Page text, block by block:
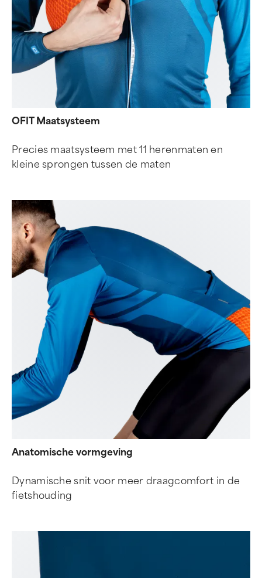
OFIT Maatsysteem
Precies maatsysteem met 11 herenmaten en
kleine sprongen tussen de maten
Anatomische vormgeving
Dynamische snit voor meer draagcomfort in de
fietshouding